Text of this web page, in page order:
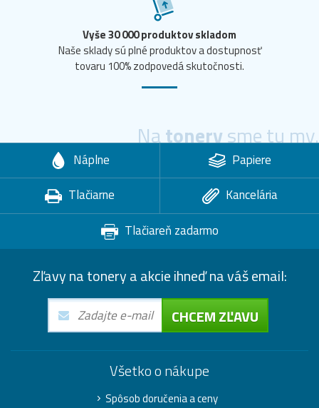
Vyše 30 000 produktov skladom
Naše sklady sú plné produktov a dostupnosť
tovaru 100% zodpovedá skutočnosti.
Natonerysme tu my.
Náplne
Papiere
Tlačiarne
Kancelária
Tlačiareň zadarmo
Zľavy na tonery a akcie ihneď na váš email:
CHCEM ZĽAVU
Všetko o nákupe
Spôsob doručenia a ceny